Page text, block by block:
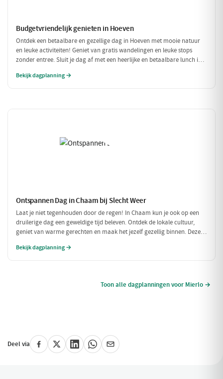
Budgetvriendelijk genieten in Hoeven
Ontdek een betaalbare en gezellige dag in Hoeven met mooie natuur
en leuke activiteiten! Geniet van gratis wandelingen en leuke stops
zonder entree. Sluit je dag af met een heerlijke en betaalbare lunch in
Bekijk dagplanning →
Ontspannen Dag in Chaam bij Slecht Weer
Laat je niet tegenhouden door de regen! In Chaam kun je ook op een
druilerige dag een geweldige tijd beleven. Ontdek de lokale cultuur,
geniet van warme gerechten en maak het jezelf gezellig binnen. Deze
wilt genieten van alles wat Chaam te bieden heeft.
Bekijk dagplanning →
Toon alle dagplanningen voor Mierlo →
Deel via